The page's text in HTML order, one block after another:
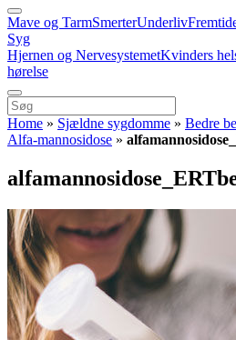
Mave og TarmSmerterUnderliv
Syg
Hjernen og NervesystemetKvinders
hørelse
Home » Sjældne sygdomme » Bedre
Alfa-mannosidose »